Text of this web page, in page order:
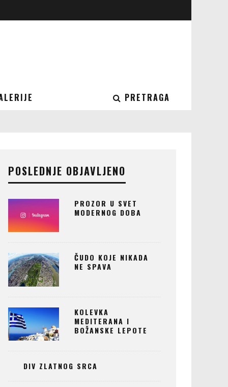
PRETRAGA
POSLEDNJE OBJAVLJENO
PROZOR U SVET
MODERNOG DOBA
ČUDO KOJE NIKADA
NE SPAVA
KOLEVKA
MEDITERANA I
BOŽANSKE LEPOTE
DIV ZLATNOG SRCA